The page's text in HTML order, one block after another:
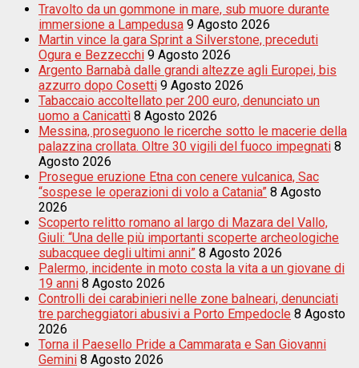
Travolto da un gommone in mare, sub muore durante
immersione a Lampedusa 9 Agosto 2026
Martin vince la gara Sprint a Silverstone, preceduti
Ogura e Bezzecchi 9 Agosto 2026
Argento Barnabà dalle grandi altezze agli Europei, bis
azzurro dopo Cosetti 9 Agosto 2026
Tabaccaio accoltellato per 200 euro, denunciato un
uomo a Canicattì 8 Agosto 2026
Messina, proseguono le ricerche sotto le macerie della
palazzina crollata. Oltre 30 vigili del fuoco impegnati 8
Agosto 2026
Prosegue eruzione Etna con cenere vulcanica, Sac
“sospese le operazioni di volo a Catania” 8 Agosto
2026
Scoperto relitto romano al largo di Mazara del Vallo,
Giuli: “Una delle più importanti scoperte archeologiche
subacquee degli ultimi anni” 8 Agosto 2026
Palermo, incidente in moto costa la vita a un giovane di
19 anni 8 Agosto 2026
Controlli dei carabinieri nelle zone balneari, denunciati
tre parcheggiatori abusivi a Porto Empedocle 8 Agosto
2026
Torna il Paesello Pride a Cammarata e San Giovanni
Gemini 8 Agosto 2026